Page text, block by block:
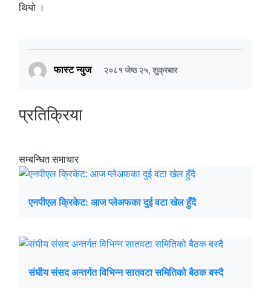
थियो ।
फास्ट न्युज २०८१ जेष्ठ २५, शुक्रबार
प्रतिक्रिया
सम्बन्धित समाचार
एनपीएल क्रिकेट: आज प्लेअफका दुई वटा खेल हुँदै
संघीय संसद अन्तर्गत विभिन्न सातवटा समितिको बैठक बस्दै